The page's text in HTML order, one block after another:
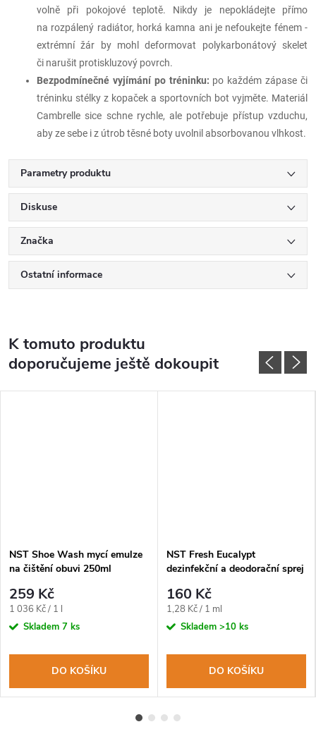
volně při pokojové teplotě. Nikdy je nepokládejte přímo
na rozpálený radiátor, horká kamna ani je nefoukejte fénem -
extrémní žár by mohl deformovat polykarbonátový skelet
či narušit protiskluzový povrch.
Bezpodmínečné vyjímání po tréninku: po každém zápase či
tréninku stélky z kopaček a sportovních bot vyjměte. Materiál
Cambrelle sice schne rychle, ale potřebuje přístup vzduchu,
aby ze sebe i z útrob těsné boty uvolnil absorbovanou vlhkost.
Parametry produktu
Diskuse
Značka
Ostatní informace
K tomuto produktu
doporučujeme ještě dokoupit
NST Shoe Wash mycí emulze
na čištění obuvi 250ml
259 Kč
Měrná
cena:
1 036 Kč / 1 l
Skladem 7 ks
DO KOŠÍKU
NST Fresh Eucalypt
dezinfekční a deodorační sprej
160 Kč
Měrná
cena:
1,28 Kč / 1 ml
Skladem >10 ks
DO KOŠÍKU